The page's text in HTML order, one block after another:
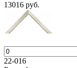
13016 руб.
22-016